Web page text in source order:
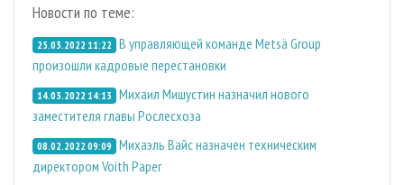
Новости по теме:
25.03.2022 11:22 В управляющей команде Metsä Group
произошли кадровые перестановки
14.03.2022 14:13 Михаил Мишустин назначил нового
заместителя главы Рослесхоза
08.02.2022 09:09 Михаэль Вайс назначен техническим
директором Voith Paper